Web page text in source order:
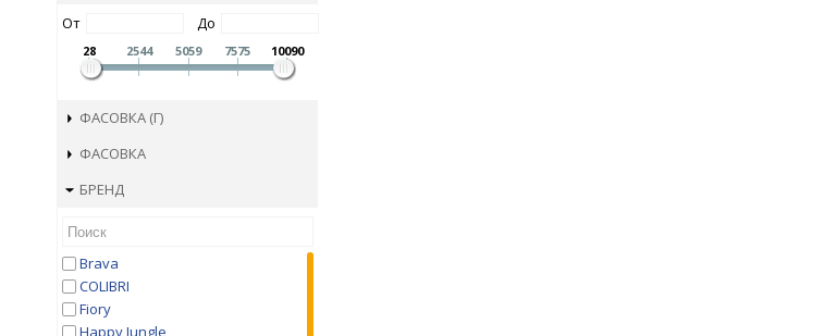
От
До
28 2544 5059 7575 10090
ФАСОВКА (Г)
ФАСОВКА
БРЕНД
Brava
COLIBRI
Fiory
Happy Jungle